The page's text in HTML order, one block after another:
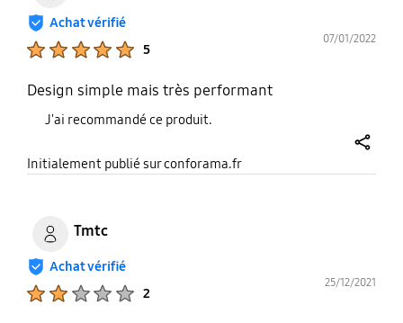
Achat vérifié
5
07/01/2022
Design simple mais très performant
J'ai recommandé ce produit.
Initialement publié sur conforama.fr
Tmtc
Achat vérifié
2
25/12/2021